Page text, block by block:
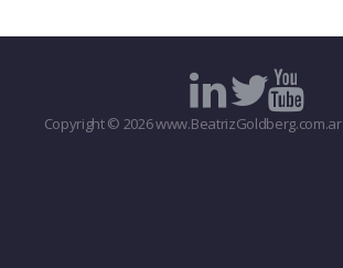
Copyright © 2026